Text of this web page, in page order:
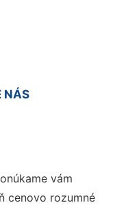
NÁS
vám
cenovo rozumné